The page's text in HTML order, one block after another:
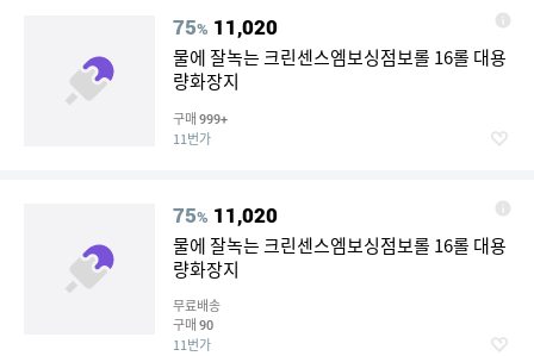
75% 11,020
물에 잘녹는 크린센스엠보싱점보롤 16롤 대용
량화장지
구매 999+
11번가
75% 11,020
물에 잘녹는 크린센스엠보싱점보롤 16롤 대용
량화장지
무료배송
구매 90
11번가